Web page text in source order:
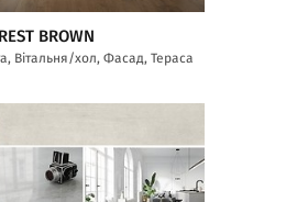
BROWN
Вітальня/хол, Фасад, Тераса